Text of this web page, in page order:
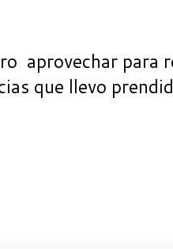
aprovechar para
que llevo